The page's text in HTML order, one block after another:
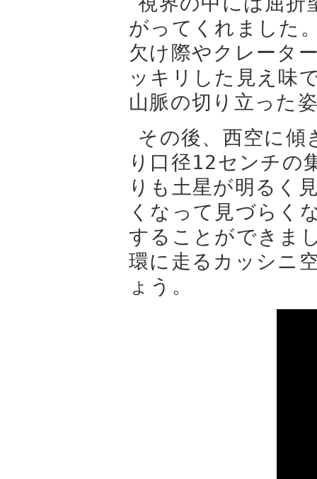
がってくれました
欠け際やクレータ
ッキリした見え味
山脈の切り立った
その後、西空に傾
り口径12センチの
りも土星が明るく
くなって見づらく
することができま
環に走るカッシニ
ょう。